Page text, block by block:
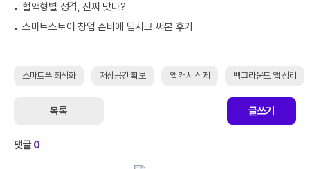
혈액형별 성격, 진짜 맞나?
스마트스토어 창업 준비에 딥시크 써본 후기
스마트폰 최적화 저장공간 확보 앱 캐시 삭제 백그라운드 앱 정리
목록 글쓰기
댓글0